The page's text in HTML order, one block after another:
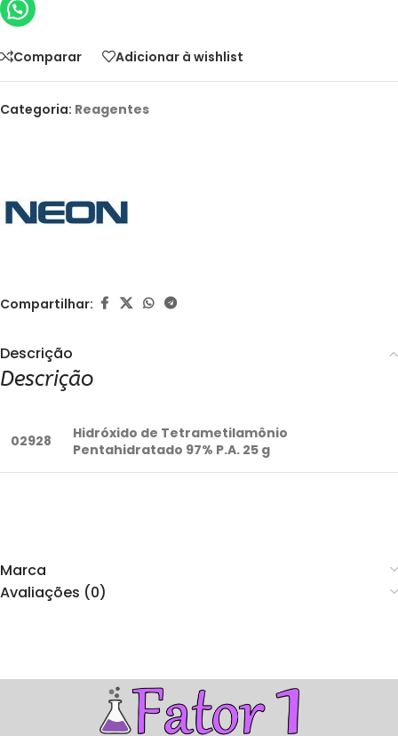
Comparar Adicionar à wishlist
Categoria: Reagentes
Compartilhar:
Descrição
Descrição
02928
Hidróxido de Tetrametilamônio
Pentahidratado 97% P.A. 25 g
Marca
Avaliações (0)